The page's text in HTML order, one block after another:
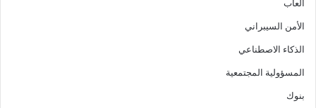
ألعاب
الأمن السيبراني
الذكاء الاصطناعي
المسؤولية المجتمعية
بنوك